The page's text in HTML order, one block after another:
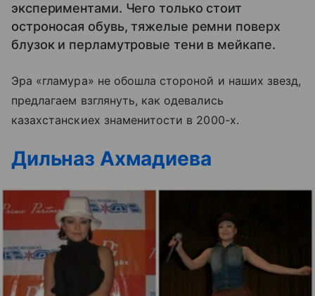
экспериментами. Чего только стоит
остроносая обувь, тяжелые ремни поверх
блузок и перламутровые тени в мейкапе.
Эра «гламура» не обошла стороной и наших звезд,
предлагаем взглянуть, как одевались
казахстанскиех знаменитости в 2000-х.
Дильназ Ахмадиева